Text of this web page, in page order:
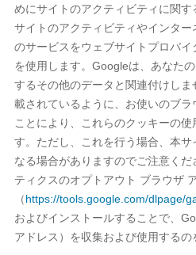
めにサイトのアクティビティに関
サイトのアクティビティやインタ
のサービスをウェブサイトプロバ
を使用します。Googleは、あなた
するその他のデータと関連付けし
載されているように、お使いのブ
ことにより、これらのクッキーの
す。ただし、これを行う場合、本サ
なる場合がありますのでご注意く
ティクスのオプトアウト ブラウザ
（https://tools.google.com/dlpage/
およびインストールすることで、
アドレス）を収集および使用するの